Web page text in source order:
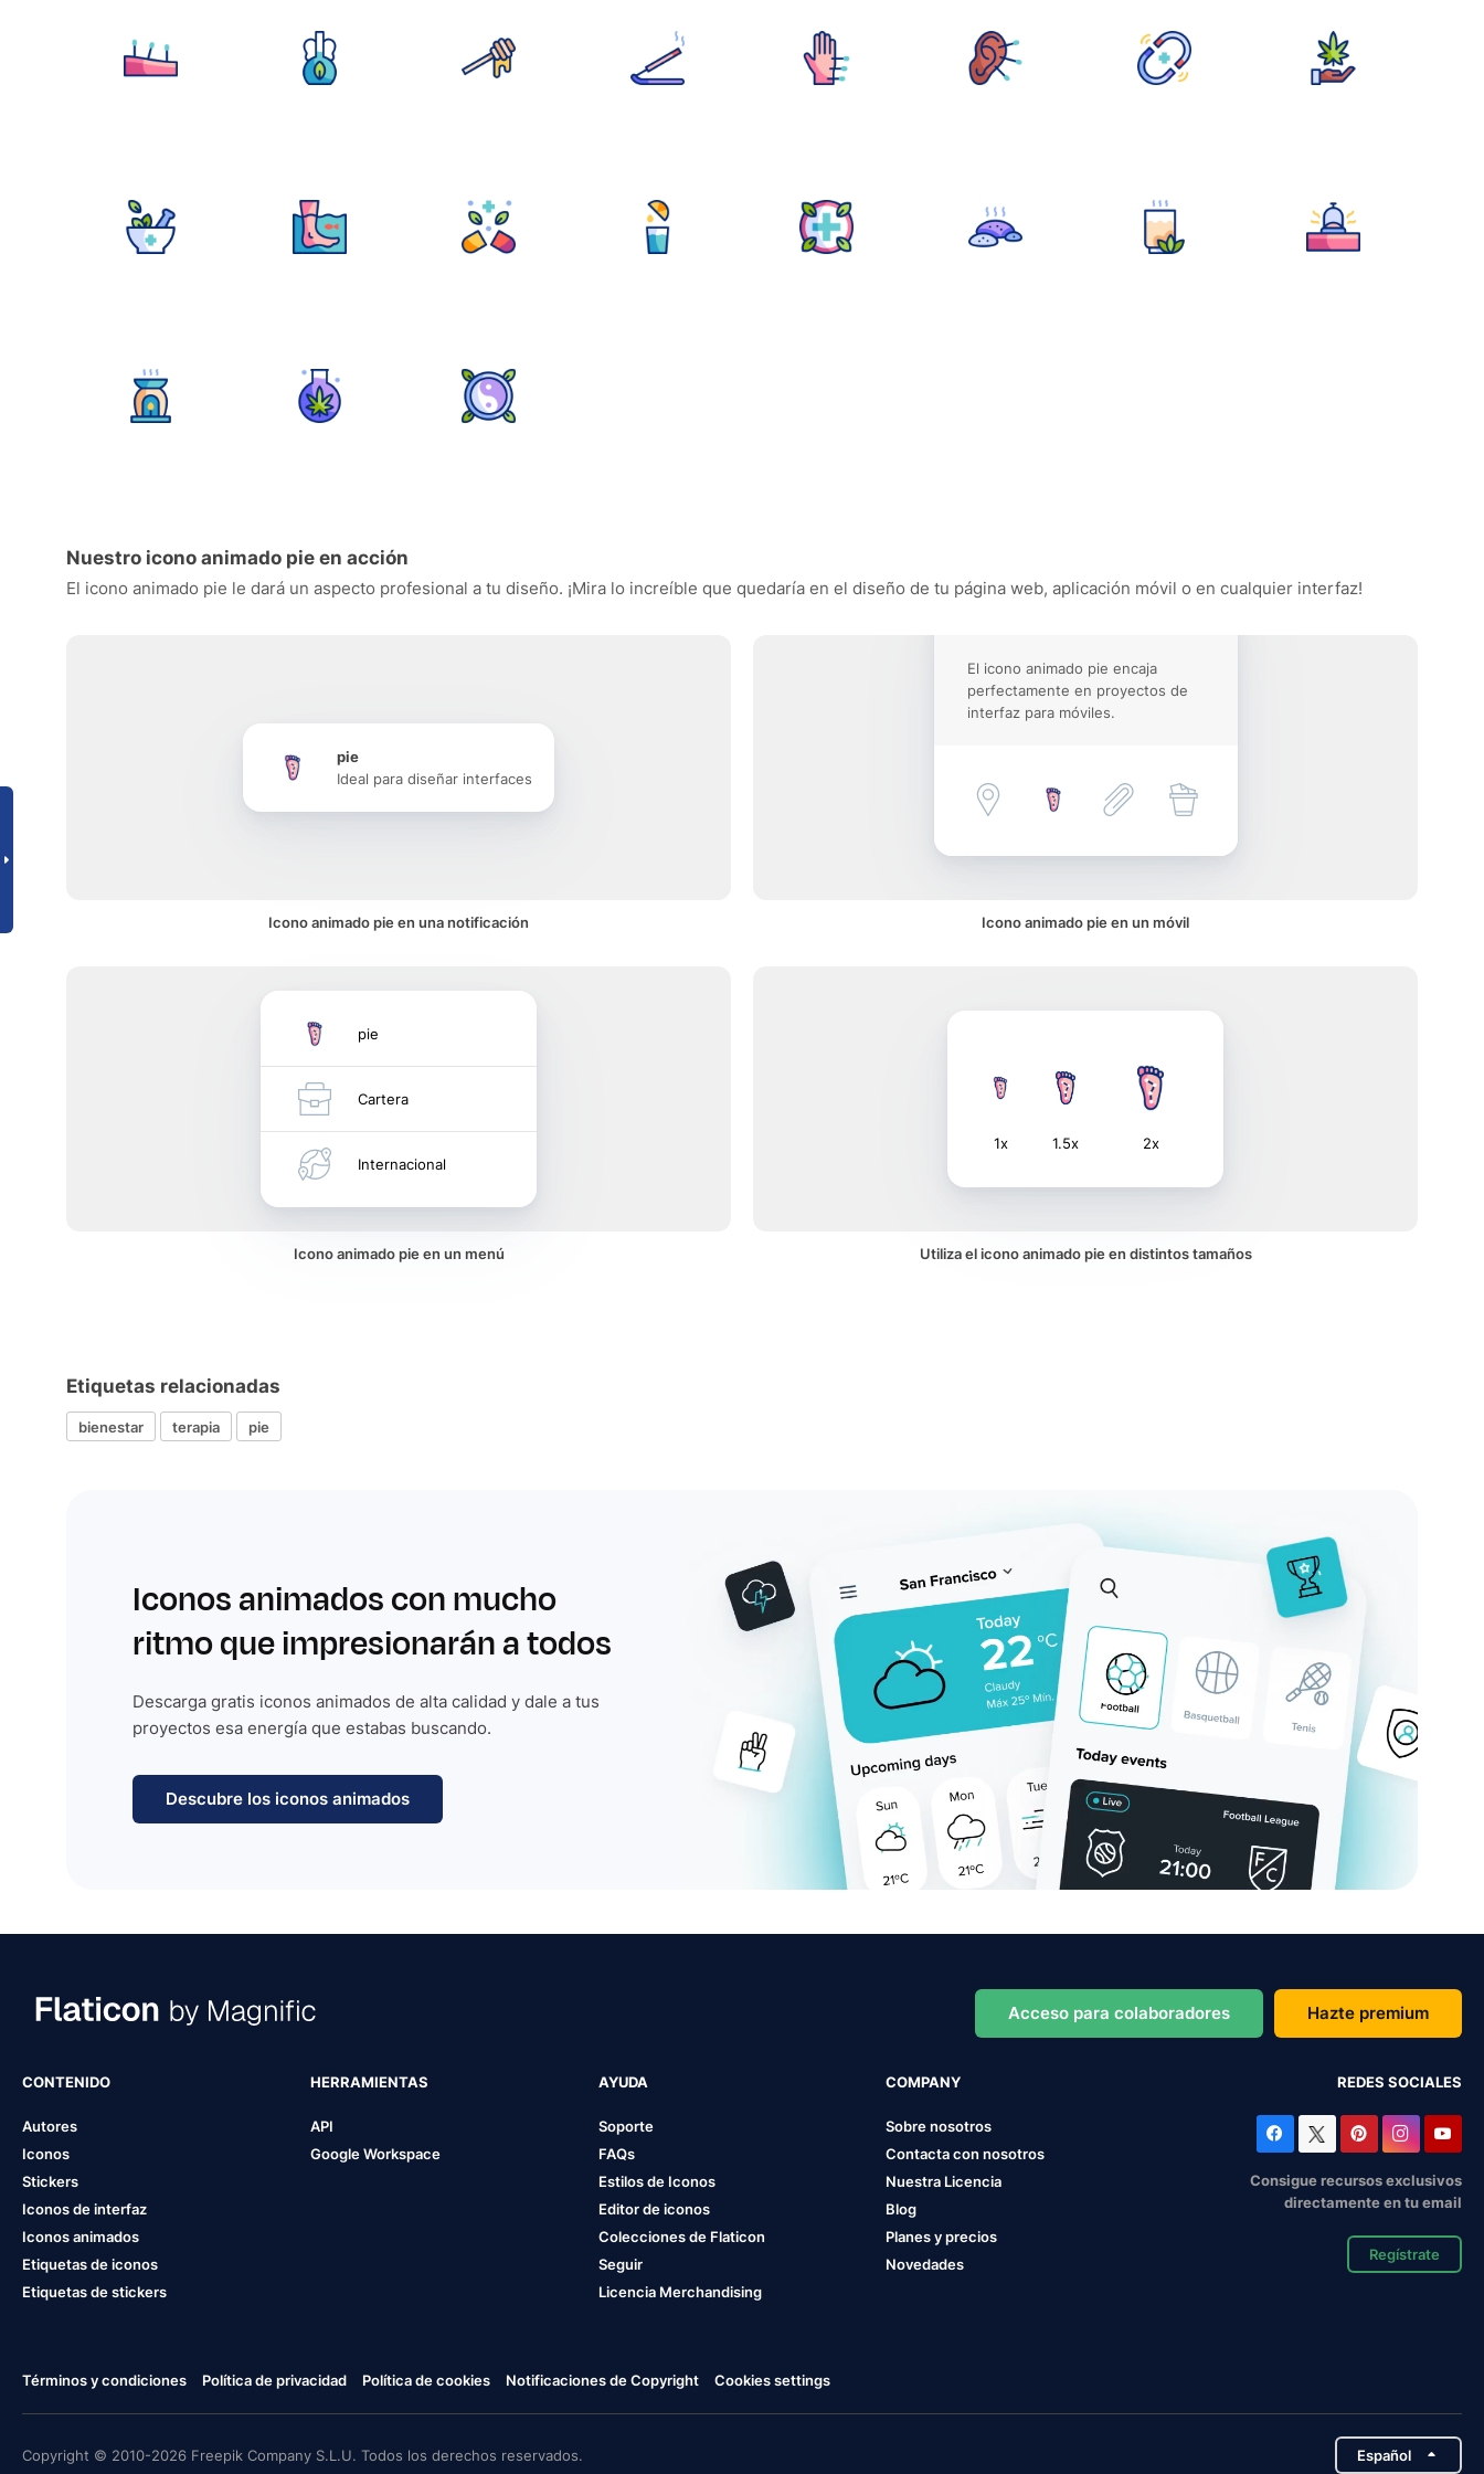
Nuestro icono animado pie en acción
El icono animado pie le dará un aspecto profesional a tu diseño. ¡Mira lo increíble que quedaría en el diseño de tu página web, aplicación móvil o en cualquier interfaz!
pie
Ideal para diseñar interfaces
Icono animado pie en una notificación
El icono animado pie encaja
perfectamente en proyectos de
interfaz para móviles.
Icono animado pie en un móvil
pie
Cartera
Internacional
Icono animado pie en un menú
1x 1.5x 2x
Utiliza el icono animado pie en distintos tamaños
Etiquetas relacionadas
bienestar terapia pie
Iconos animados con mucho
ritmo que impresionarán a todos
Descarga gratis iconos animados de alta calidad y dale a tus
proyectos esa energía que estabas buscando.
Descubre los iconos animados
Acceso para colaboradores Hazte premium
CONTENIDO
Autores
Iconos
Stickers
Iconos de interfaz
Iconos animados
Etiquetas de iconos
Etiquetas de stickers
HERRAMIENTAS
API
Google Workspace
AYUDA
Soporte
FAQs
Estilos de Iconos
Editor de iconos
Colecciones de Flaticon
Seguir
Licencia Merchandising
COMPANY
Sobre nosotros
Contacta con nosotros
Nuestra Licencia
Blog
Planes y precios
Novedades
REDES SOCIALES
Consigue recursos exclusivos
directamente en tu email
Regístrate
Términos y condiciones Política de privacidad Política de cookies Notificaciones de Copyright Cookies settings
Copyright © 2010-2026 Freepik Company S.L.U. Todos los derechos reservados. Español